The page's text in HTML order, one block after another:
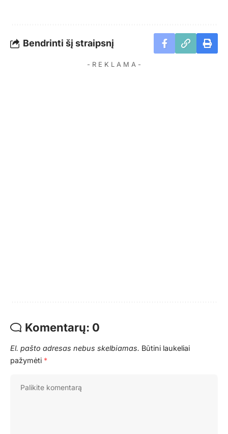
Bendrinti šį straipsnį
- R E K L A M A -
Komentarų: 0
El. pašto adresas nebus skelbiamas. Būtini laukeliai
pažymėti *